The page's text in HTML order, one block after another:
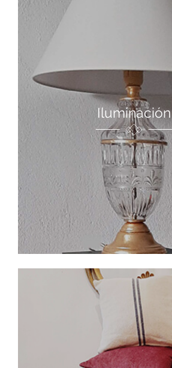
Iluminación